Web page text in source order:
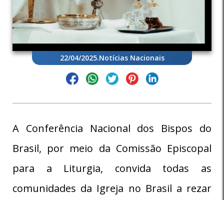
22/04/2025.Notícias Nacionais
A Conferência Nacional dos Bispos do
Brasil, por meio da Comissão Episcopal
para a Liturgia, convida todas as
comunidades da Igreja no Brasil a rezar